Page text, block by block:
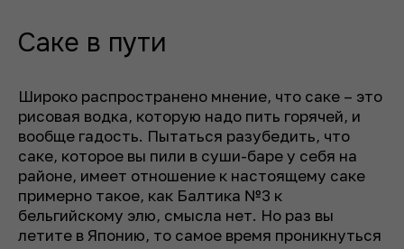
Саке в пути
Широко распространено мнение, что саке – это
рисовая водка, которую надо пить горячей, и
вообще гадость. Пытаться разубедить, что
саке, которое вы пили в суши-баре у себя на
районе, имеет отношение к настоящему саке
примерно такое, как Балтика №3 к
бельгийскому элю, смысла нет. Но раз вы
летите в Японию, то самое время проникнуться